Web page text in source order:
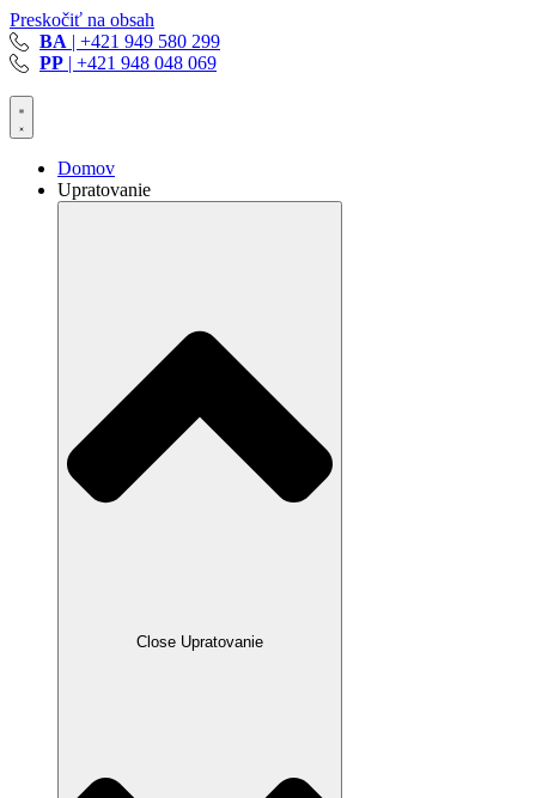
Preskočiť na obsah
BA | +421 949 580 299
PP | +421 948 048 069
Domov
Upratovanie
Close Upratovanie